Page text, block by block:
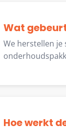
Wat
We herstellen
Hoe werkt